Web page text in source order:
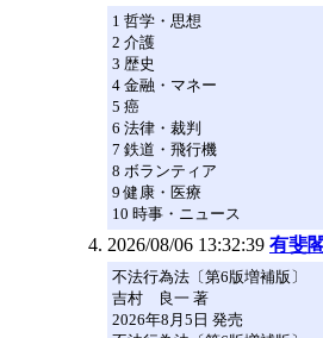
1 哲学・思想
2 介護
3 歴史
4 金融・マネー
5 癌
6 法律・裁判
7 鉄道・飛行機
8 ボランティア
9 健康・医療
10 時事・ニュース
2026/08/06 13:32:39 有斐閣
不法行為法〔第6版増補版〕
吉村 良一 著
2026年8月5日 発売